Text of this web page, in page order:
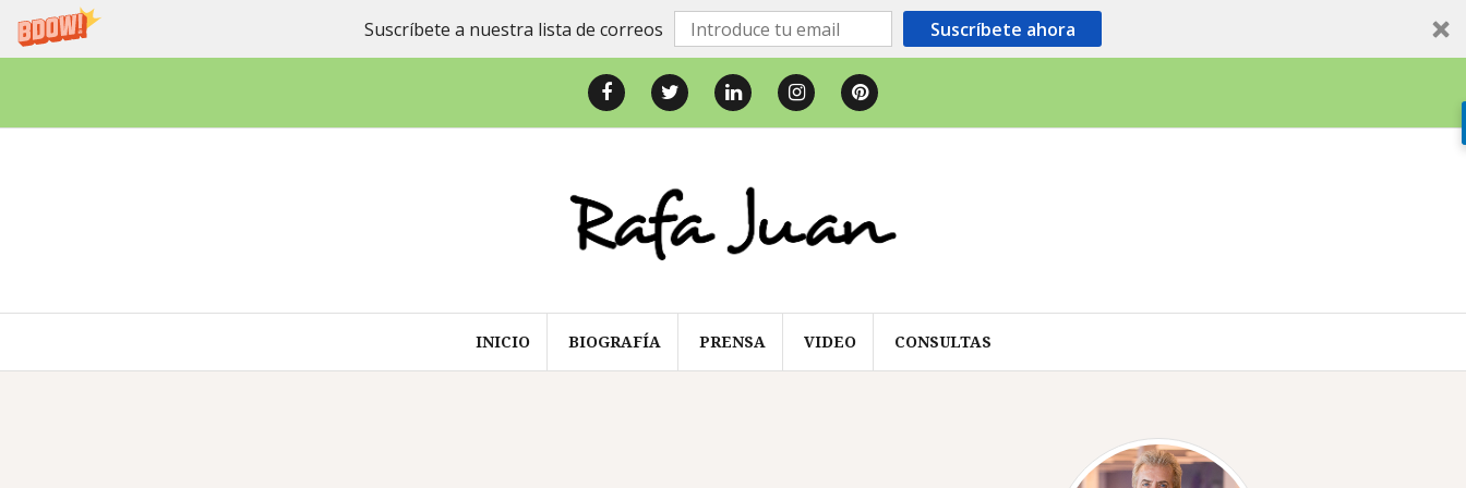
Suscríbete a nuestra lista de correos Suscríbete ahora
contenido
FacebookTwitter LinkedInInstagramPinterest
INICIO BIOGRAFÍA PRENSA VIDEO CONSULTAS